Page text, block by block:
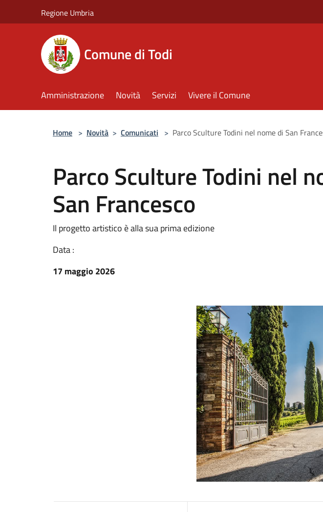
Regione Umbria
Comune di Todi
Amministrazione Novità Servizi Vivere il Comune
Home > Novità > Comunicati > Parco Sculture Todini nel nome di San
Parco Sculture Todini nel
San Francesco
Il progetto artistico è alla sua prima edizione
Data :
17 maggio 2026